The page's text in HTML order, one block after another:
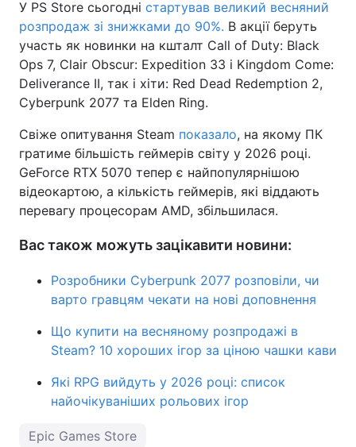
У PS Store сьогодні стартував великий весняний
розпродаж зі знижками до 90%. В акції беруть
участь як новинки на кшталт Call of Duty: Black
Ops 7, Clair Obscur: Expedition 33 і Kingdom Come:
Deliverance II, так і хіти: Red Dead Redemption 2,
Cyberpunk 2077 та Elden Ring.
Свіже опитування Steam показало, на якому ПК
гратиме більшість геймерів світу у 2026 році.
GeForce RTX 5070 тепер є найпопулярнішою
відеокартою, а кількість геймерів, які віддають
перевагу процесорам AMD, збільшилася.
Вас також можуть зацікавити новини:
Розробники Cyberpunk 2077 розповіли, чи
варто гравцям чекати на нові доповнення
Що купити на весняному розпродажі в
Steam? 10 хороших ігор за ціною чашки кави
Які RPG вийдуть у 2026 році: список
найочікуваніших рольових ігор
Epic Games Store